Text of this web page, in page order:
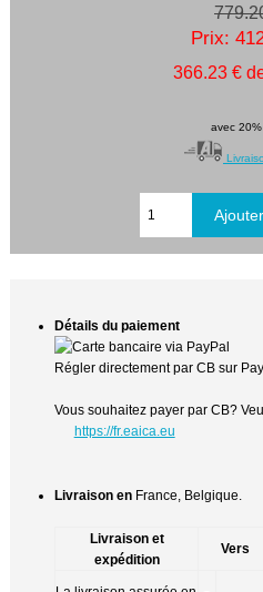
Prix:
366.23 €
avec 20%
Détails du paiement
Régler directement par CB sur
Vous souhaitez payer par CB?
https://fr.eaica.eu
Livraison en France, Belgique.
Livraison et
expédition
Vers